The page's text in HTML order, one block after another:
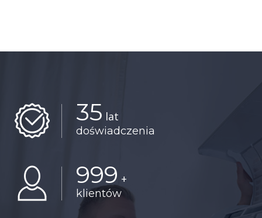
35 lat
doświadczenia
999 +
klientów